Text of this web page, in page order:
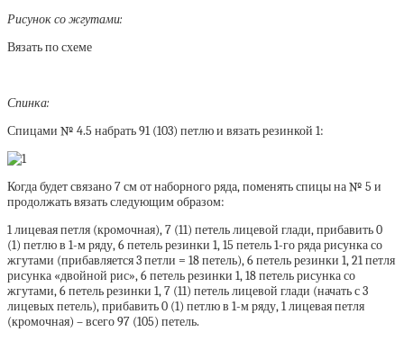
Рисунок со жгутами:
Вязать по схеме
Спинка:
Спицами № 4.5 набрать 91 (103) петлю и вязать резинкой 1:
Когда будет связано 7 см от наборного ряда, поменять спицы на № 5 и
продолжать вязать следующим образом:
1 лицевая петля (кромочная), 7 (11) петель лицевой глади, прибавить 0
(1) петлю в 1-м ряду, 6 петель резинки 1, 15 петель 1-го ряда рисунка со
жгутами (прибавляется 3 петли = 18 петель), 6 петель резинки 1, 21 петля
рисунка «двойной рис», 6 петель резинки 1, 18 петель рисунка со
жгутами, 6 петель резинки 1, 7 (11) петель лицевой глади (начать с 3
лицевых петель), прибавить 0 (1) петлю в 1-м ряду, 1 лицевая петля
(кромочная) – всего 97 (105) петель.